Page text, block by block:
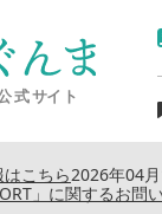
2026年04
こちら
」に関するお問